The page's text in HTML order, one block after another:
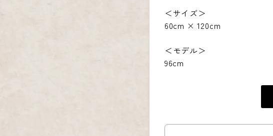
＜サイズ＞
60cm × 120cm
＜モデル＞
96cm